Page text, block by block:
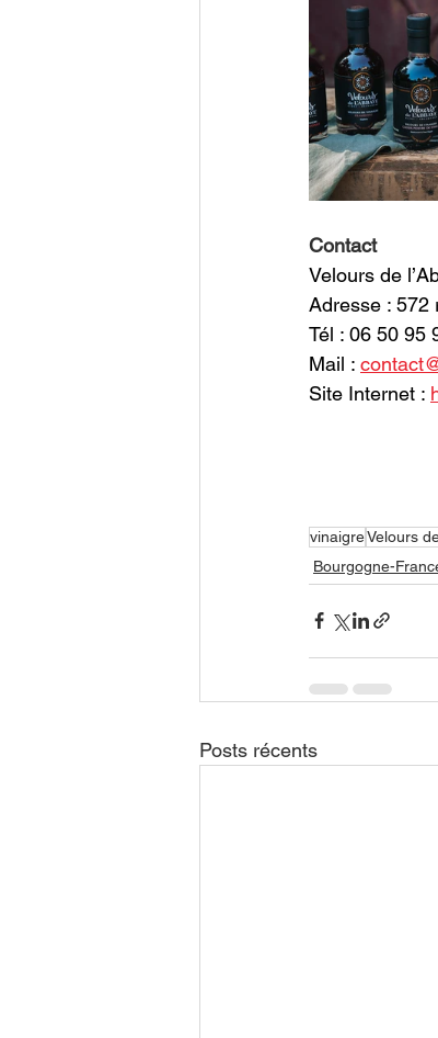
Contact
Velours de
Adresse :
Tél : 06 50 95
Mail :
Site Internet :
vinaigreVelours
Bourgogne-
Posts récents